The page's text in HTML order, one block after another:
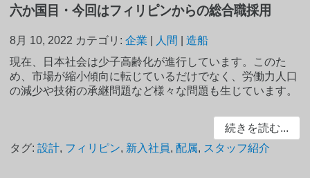
六か国目・今回はフィリピンからの総合職採用
8月 10, 2022 カテゴリ:企業 人間 |造船
現在、日本社会は少子高齢化が進行しています。このた
め、市場が縮小傾向に転じているだけでなく、労働力人口
の減少や技術の承継問題など様々な問題も生じています。
続きを読む...
タグ:設計, フィリピン, 新入社員, 配属, スタッフ紹介